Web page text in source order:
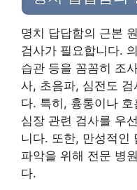
명치 답답함의 근본
검사가 필요합니다.
습관 등을 꼼꼼히 조
사, 초음파, 심전도
다. 특히, 흉통이나
심장 관련 검사를 우
니다. 또한, 만성적인
파악을 위해 전문 병
다.